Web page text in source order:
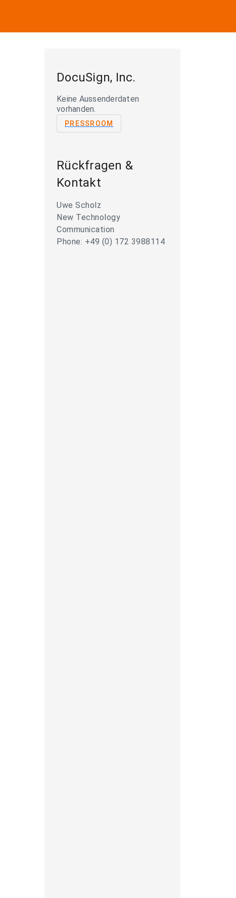
DocuSign, Inc.
Keine Aussenderdaten
vorhanden.
PRESSROOM
Rückfragen &
Kontakt
Uwe Scholz
New Technology
Communication
Phone: +49 (0) 172 3988114